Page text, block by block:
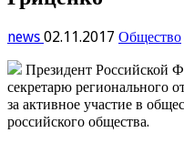
news 02.11.2017 Общество
Президент Российской
секретарю регионального
за активное участие в
российского общества.